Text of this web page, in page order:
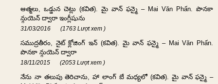
ఆత్మలు, ఒడ్డున చెట్లు (కవిత). మై వాన్ ఫన్మై – Mai Văn Phấn. పొనకా
న్గుయెన్ ద్వారా ఇంగ్లీషును
31/03/2016 (1763 Lượt xem )
సముద్రతీరం, నైట్ క్లోజింగ్ ఇన్ (కవిత). మై వాన్ ఫన్మై – Mai Văn Phấn.
పొనకా న్గుయెన్ ద్వారా
18/11/2015 (2053 Lượt xem )
నేను నా తలుపు తెరిచాను, హా లాంగ్ బే మధ్యలో (కవిత). మై వాన్ ఫన్మై –